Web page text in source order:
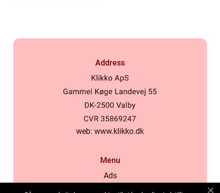
Address
web: www.klikko.dk
Menu
Ads